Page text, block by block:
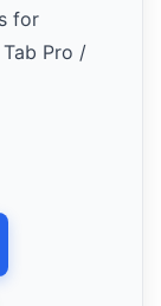
for
Pro /